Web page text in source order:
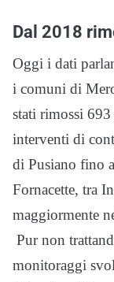
Dal 2018
Oggi i dati
i comuni di
stati rimossi
interventi di
di Pusiano fino
Fornacette, tra
maggiormente
Pur non
monitoraggi